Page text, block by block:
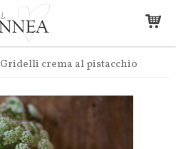
Gridelli crema al pistacchio